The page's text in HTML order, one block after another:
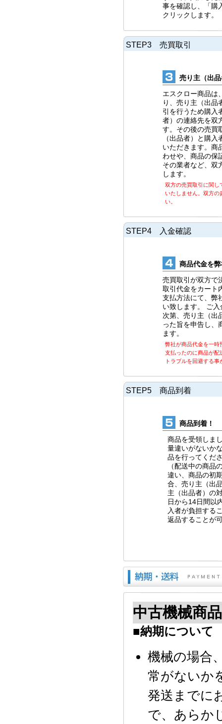
事を確認し、「購
クリックします。
STEP3 売買取引
売り主（出
エスクロー商品は
り、売り主（出品
引を行うため購入
者）の連絡先を双
す。その後の売買
（出品者）と購
いただきます。商
わせや、商品の保
その業者など、双
します。
双方の売買取引に関し
いたしません。双方の
い。
STEP4 入金確認
商品代金を
売買取引が双方で
取引代金をカート
支払方法にて、弊
い致します。 ご
次第、売り主（出
った旨を申告し、
ます。
弊社が商品代金を一時
支払ったのに商品が配
トラブルを回避する事
STEP5 商品到着
商品到着！
商品を受領しま
量違いがないか
品を行ってくだ
（配送中の商品
違い、商品の初
合、売り主（出
主（出品者）の
日から14日間以
入者が負担する
返品することが
中古機械商
■納期について
機械の場合
常がないか
発送までに
で、あらか